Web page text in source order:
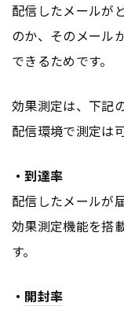
配信したメールが
のか、そのメール
できるためです。
効果測定は、下記
配信環境で測定は
・到達率
配信したメールが
効果測定機能を搭
す。
・ 開封率